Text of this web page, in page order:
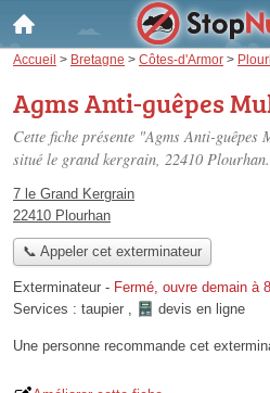
Accueil > Bretagne > Côtes-d'Armor >
Agms Anti-guêpes
Cette fiche présente "Agms Anti-
situé le grand kergrain, 22410 Plourhan.
7 le Grand Kergrain
22410 Plourhan
📞 Appeler cet exterminateur
Exterminateur - Fermé, ouvre demain à
Services : taupier , devis en ligne
Une personne recommande cet